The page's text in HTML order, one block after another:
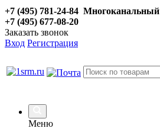
+7 (495) 781-24-84 Многоканальный
+7 (495) 677-08-20
Заказать звонок
Вход Регистрация
Меню